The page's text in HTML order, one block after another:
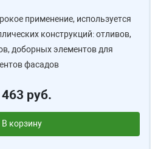
применение, используется
конструкций: отливов,
доборных элементов для
фасадов
463 руб.
В корзину